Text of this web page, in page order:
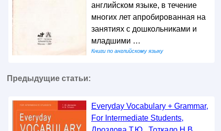
английском языке, в течение
многих лет апробированная на
занятиях с дошкольниками и
младшими …
Книги по английскому языку
Предыдущие статьи:
Everyday Vocabulary + Grammar,
For Intermediate Students,